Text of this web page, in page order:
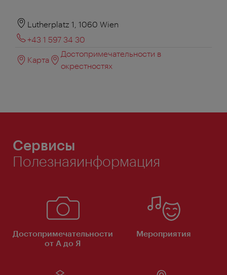
Lutherplatz 1, 1060 Wien
+43 1 597 34 30
Карта
Достопримечательности в
окрестностях
Сервисы
Полезнаяинформация
Достопримечательности
от А до Я
Мероприятия